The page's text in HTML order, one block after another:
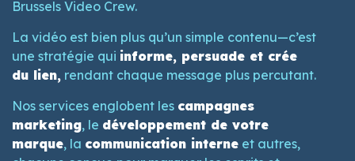
Brussels Video Crew.
La vidéo est bien plus qu’un simple contenu—c’est
une stratégie qui informe, persuade et crée
du lien, rendant chaque message plus percutant.
Nos services englobent les campagnes
marketing, le développement de votre
marque, la communication interne et autres,